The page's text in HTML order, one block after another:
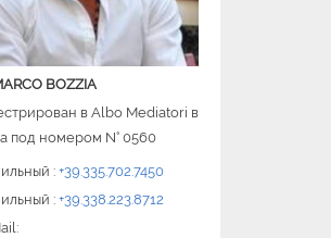
BOZZIA
в Albo Mediatori в
под номером N° 0560
: +39.335.702.7450
: +39.338.223.8712